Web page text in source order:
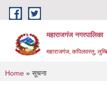
Skip to main content
महाराजगंज नगरपालिका
महाराजगंज, कपिलवस्तु,
You are here
Home » सूचना